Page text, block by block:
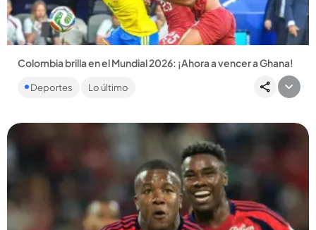
Colombia brilla en el Mundial 2026: ¡Ahora a vencer a Ghana!
El seleccionado africano es dirigido por un viejo conocido. El
juego será el próximo viernes en la noche. ...
Deportes Lo último
Compartir Noticia